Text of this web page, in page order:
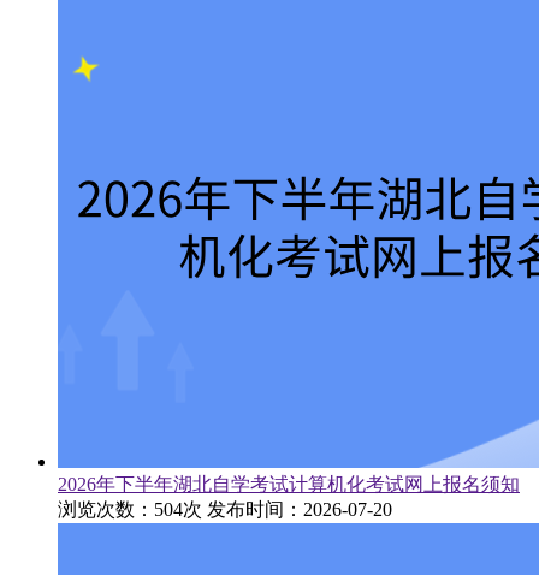
2026年下半年湖北自学考试计算机化考试网上报名须知
浏览次数：504次 发布时间：2026-07-20